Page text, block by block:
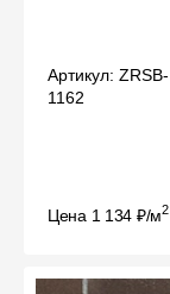
Артикул: ZRSB-
1162
Цена 1 134 ₽/м2